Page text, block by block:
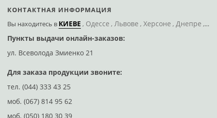
КОНТАКТНАЯ ИНФОРМАЦИЯ
Вы находитесь в КИЕВЕ Одессе Львове Херсоне Днепре
Пункты выдачи онлайн-заказов:
ул. Всеволода Змиенко 21
Для заказа продукции звоните:
тел. (044) 333 43 25
моб. (067) 814 95 62
моб. (050) 180 30 39